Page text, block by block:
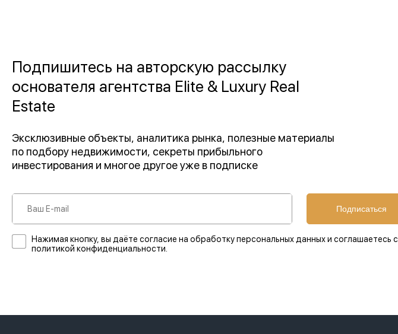
Подпишитесь на авторскую рассылку
основателя агентства Elite & Luxury Real
Estate
Эксклюзивные объекты, аналитика рынка, полезные материалы
по подбору недвижимости, секреты прибыльного
инвестирования и многое другое уже в подписке
Подписаться
Нажимая кнопку, вы даёте согласие на обработку персональных данных и соглашаетесь с
политикой конфиденциальности.